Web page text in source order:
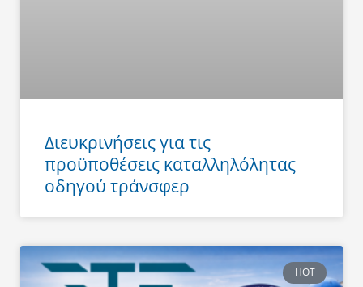
Διευκρινήσεις για τις
προϋποθέσεις καταλληλόλητας
οδηγού τράνσφερ
HOT